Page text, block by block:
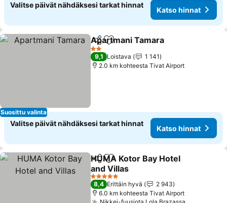
Valitse päivät nähdäksesi tarkat hinnat
Katso hinnat
Suosittu valinta
Jaa Lisää suosikkeihin
Apartmani Tamara
2 Tähtiluokitus
9,1 Loistava
1 141
2.0 km kohteesta Tivat Airport
Valitse päivät nähdäksesi tarkat hinnat
Katso hinnat
Jaa Lisää suosikkeihin
HUMA Kotor Bay Hotel
and Villas
Katso hinnat
5 Tähtiluokitus
8,4 Erittäin hyvä
2 943
6.0 km kohteesta Tivat Airport